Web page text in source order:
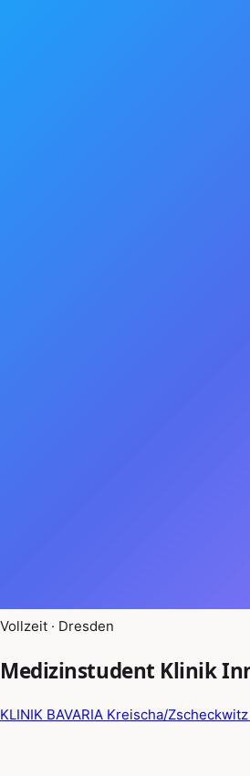
Vollzeit · Dresden
Medizinstudent Klinik
KLINIK BAVARIA Kreischa/Zscheckwitz